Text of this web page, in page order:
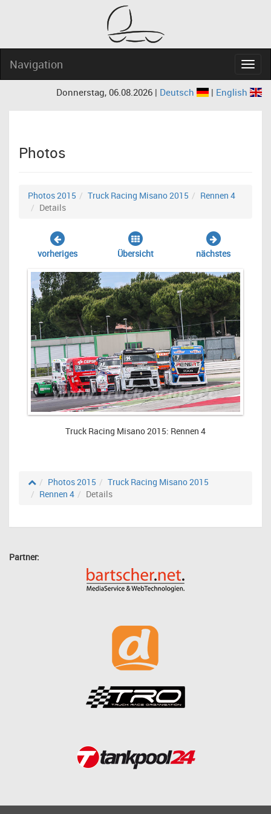
Navigation
Donnerstag, 06.08.2026 | Deutsch | English
Photos
Photos 2015 Truck Racing Misano 2015
Rennen 4
Details
vorheriges Übersicht nächstes
Truck Racing Misano 2015: Rennen 4
Photos 2015
Truck Racing Misano 2015
Rennen 4
Details
Partner: